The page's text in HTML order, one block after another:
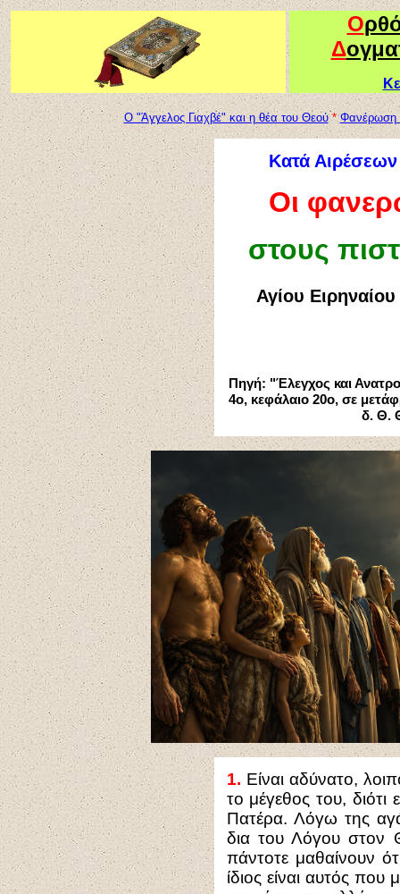
Ο
Δ
Ο "Άγγελος Γιαχβέ" και η θέα του Θεού* Φανέρωση
Κατά
Οι
στους
Αγίου
Πηγή: "Έλεγχος και
4ο, κεφάλαιο 20ο, σε
δ. Θ.
1. Είναι αδύνατο,
το μέγεθος του, διότι
Πατέρα. Λόγω της
δια του Λόγου στον
πάντοτε μαθαίνουν
ίδιος είναι αυτός που